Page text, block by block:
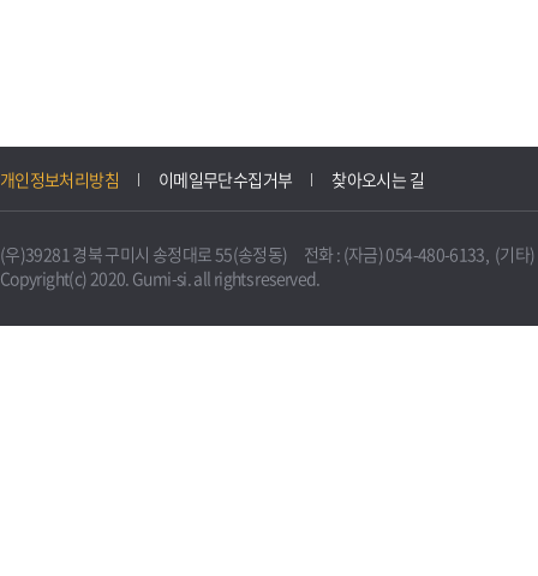
개인정보처리방침 이메일무단수집거부 찾아오시는 길
(우)39281 경북 구미시 송정대로 55(송정동) 전화 : (자금) 054-480-6133, (기타
Copyright(c) 2020. Gumi-si. all rights reserved.